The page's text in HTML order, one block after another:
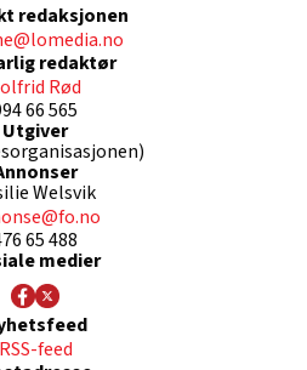
redaksjonen
redaktør
Rød
66 565
Utgiver
Welsvik
65 488
medier
RSS-feed